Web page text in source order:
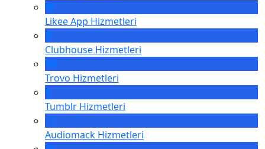
Likee App Hizmetleri
Clubhouse Hizmetleri
Trovo Hizmetleri
Tumblr Hizmetleri
Audiomack Hizmetleri